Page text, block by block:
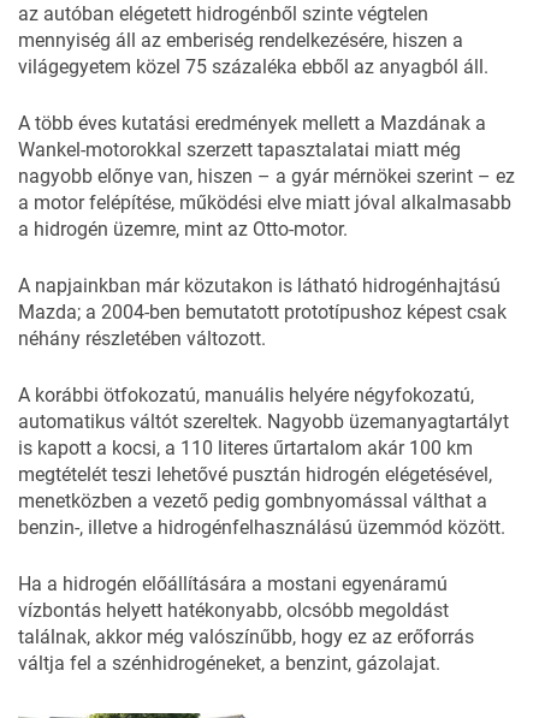
az autóban elégetett hidrogénből szinte végtelen
mennyiség áll az emberiség rendelkezésére, hiszen a
világegyetem közel 75 százaléka ebből az anyagból áll.
A több éves kutatási eredmények mellett a Mazdának a
Wankel-motorokkal szerzett tapasztalatai miatt még
nagyobb előnye van, hiszen – a gyár mérnökei szerint – ez
a motor felépítése, működési elve miatt jóval alkalmasabb
a hidrogén üzemre, mint az Otto-motor.
A napjainkban már közutakon is látható hidrogénhajtású
Mazda; a 2004-ben bemutatott prototípushoz képest csak
néhány részletében változott.
A korábbi ötfokozatú, manuális helyére négyfokozatú,
automatikus váltót szereltek. Nagyobb üzemanyagtartályt
is kapott a kocsi, a 110 literes űrtartalom akár 100 km
megtételét teszi lehetővé pusztán hidrogén elégetésével,
menetközben a vezető pedig gombnyomással válthat a
benzin-, illetve a hidrogénfelhasználású üzemmód között.
Ha a hidrogén előállítására a mostani egyenáramú
vízbontás helyett hatékonyabb, olcsóbb megoldást
találnak, akkor még valószínűbb, hogy ez az erőforrás
váltja fel a szénhidrogéneket, a benzint, gázolajat.